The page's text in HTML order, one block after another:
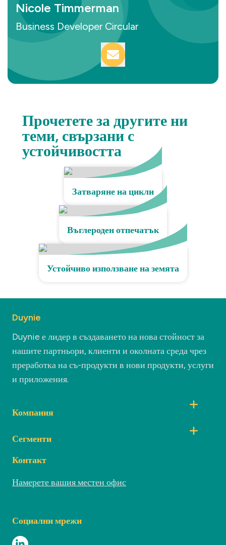
Nicole Timmerman
Business Developer Circular
Прочетете за другите ни
теми, свързани с
устойчивостта
Затваряне на цикли
Въглероден отпечатък
Устойчиво използване на земята
Duynie
Duynie е лидер в създаването на нова стойност за
нашите партньори, клиенти и околната среда чрез
преработка на съ-продукти в нови продукти, услуги
и приложения.
Компания
Сегменти
Контакт
Намерете вашия местен офис
Социални мрежи